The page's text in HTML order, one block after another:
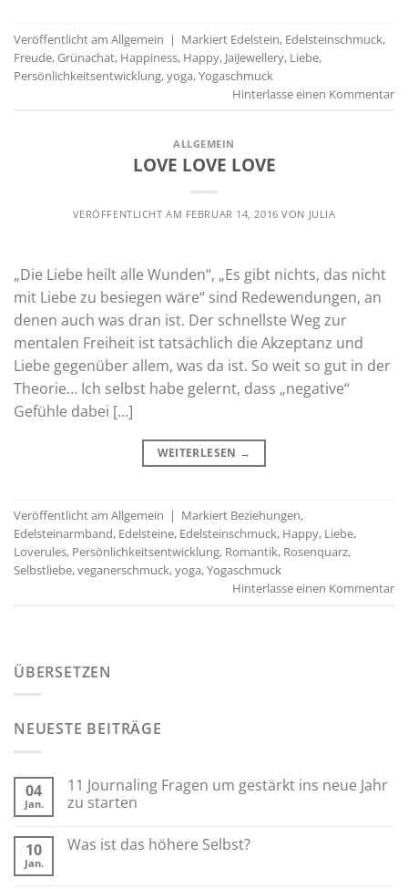
Veröffentlicht am Allgemein | Markiert Edelstein, Edelsteinschmuck,
Freude,Grünachat, Happiness, Happy, JaiJewellery, Liebe,
Persönlichkeitsentwicklung,yoga,Yogaschmuck
Hinterlasse einen Kommentar
ALLGEMEIN
LOVE LOVE LOVE
VERÖFFENTLICHT AM FEBRUAR 14, 2016 VON JULIA
„Die Liebe heilt alle Wunden“, „Es gibt nichts, das nicht
mit Liebe zu besiegen wäre“ sind Redewendungen, an
denen auch was dran ist. Der schnellste Weg zur
mentalen Freiheit ist tatsächlich die Akzeptanz und
Liebe gegenüber allem, was da ist. So weit so gut in der
Theorie… Ich selbst habe gelernt, dass „negative“
Gefühle dabei […]
WEITERLESEN →
Veröffentlicht am Allgemein | Markiert Beziehungen,
Edelsteinarmband, Edelsteine, Edelsteinschmuck, Happy, Liebe,
Loverules, Persönlichkeitsentwicklung, Romantik, Rosenquarz,
Selbstliebe,veganerschmuck,yoga,Yogaschmuck
Hinterlasse einen Kommentar
ÜBERSETZEN
NEUESTE BEITRÄGE
04
Jan.
11 Journaling Fragen um gestärkt ins neue Jahr
zu starten
10
Jan.
Was ist das höhere Selbst?